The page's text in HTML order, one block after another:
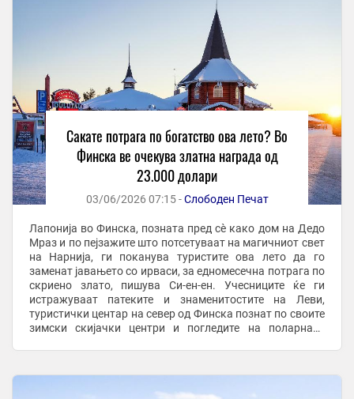
Сакате потрага по богатство ова лето? Во
Финска ве очекува златна награда од
23.000 долари
03/06/2026 07:15 -Слободен Печат
Лапонија во Финска, позната пред сè како дом на Дедо
Мраз и по пејзажите што потсетуваат на магичниот свет
на Нарнија, ги поканува туристите ова лето да го
заменат јавањето со ирваси, за едномесечна потрага по
скриено злато, пишува Си-ен-ен. Учесниците ќе ги
истражуваат патеките и знаменитостите на Леви,
туристички центар на север од Финска познат по своите
зимски скијачки центри и погледите на поларната